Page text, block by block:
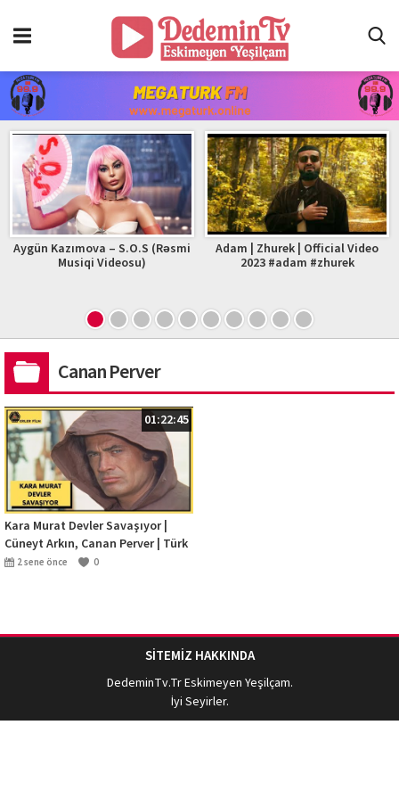
Aygün Kazımova – S.O.S (Rəsmi
Musiqi Videosu)
Adam | Zhurek | Official Video
2023 #adam #zhurek
Canan Perver
01:22:45
Kara Murat Devler Savaşıyor |
Cüneyt Arkın, Canan Perver | Türk
Filmi | Full HD
2 sene önce 0
SİTEMİZ HAKKINDA
DedeminTv.TrEskimeyen Yeşilçam.
İyi Seyirler.